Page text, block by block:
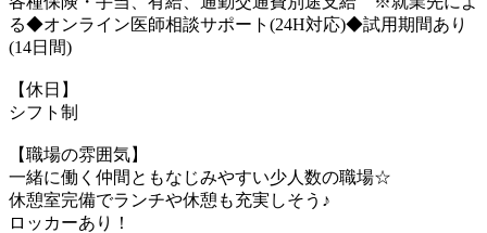
る◆オンライン医師相談サポート(24H対応)◆試用期間あり
(14日間)
【休日】
シフト制
【職場の雰囲気】
一緒に働く仲間ともなじみやすい少人数の職場☆
休憩室完備でランチや休憩も充実しそう♪
ロッカーあり！